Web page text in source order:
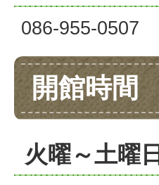
086-955-0507
開館時間
火曜～土曜日